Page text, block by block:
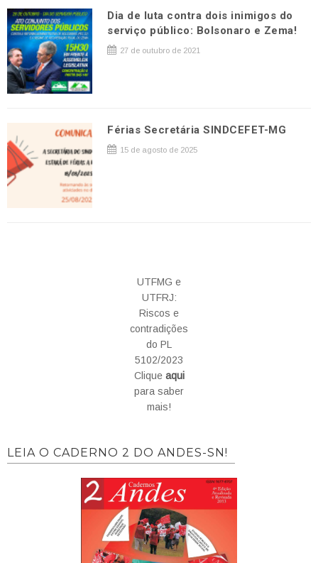
Dia de luta contra dois inimigos do
serviço público: Bolsonaro e Zema!
27 de outubro de 2021
Férias Secretária SINDCEFET-MG
15 de agosto de 2025
UTFMG e
UTFRJ:
Riscos e
contradições
do PL
5102/2023
Clique aqui
para saber
mais!
LEIA O CADERNO 2 DO ANDES-SN!